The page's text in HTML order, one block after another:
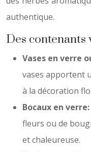
authentique.
Des
Vases en verre
vases apportent
à la décoration
Bocaux en verre:
fleurs ou de
et chaleureuse.